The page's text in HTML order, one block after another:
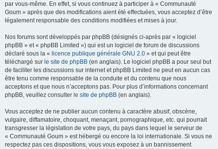
par vous-même. En effet, si vous continuez à participer à « Communauté
Goum » après que des modifications aient été effectuées, vous acceptez d’être
légalement responsable des conditions modifiées et mises à jour.
Nos forums sont développés par phpBB (désignés ci-après par « logiciel
phpBB » et « phpBB Limited ») qui est un logiciel de forum de discussions
déclaré sous la « licence publique générale GNU 2.0 » et qui peut être
téléchargé sur le site de phpBB (en anglais). Le logiciel phpBB a pour seul but
de faciliter les discussions sur internet et phpBB Limited ne peut en aucun cas
être tenu comme responsable de la conduite et du contenu que nous
acceptons et que nous n’acceptons pas. Pour plus d’informations concernant
phpBB, veuillez consulter le site de phpBB (en anglais).
Vous acceptez de ne publier aucun contenu à caractère abusif, obscène,
vulgaire, diffamatoire, choquant, menaçant, pornographique, etc. qui pourrait
transgresser la législation de votre pays, du pays dans lequel le serveur de
« Communauté Goum » est hébergé ou encore la loi internationale. Si vous ne
respectez pas ces dispositions, vous vous exposez à un bannissement